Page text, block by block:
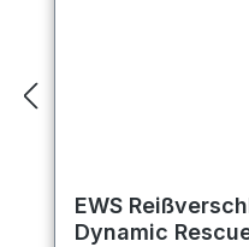
EWS
Dynamic